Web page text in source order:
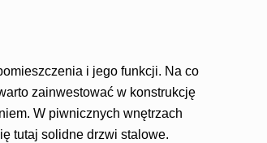
i jego funkcji. Na co
zainwestować w konstrukcję
W piwnicznych wnętrzach
tutaj solidne drzwi stalowe.